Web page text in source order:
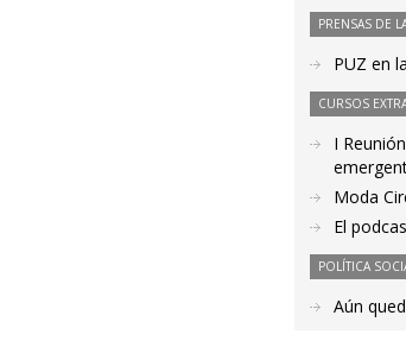
PRENSAS DE
PUZ en
CURSOS
I
Moda
El
POLÍTICA
Aún